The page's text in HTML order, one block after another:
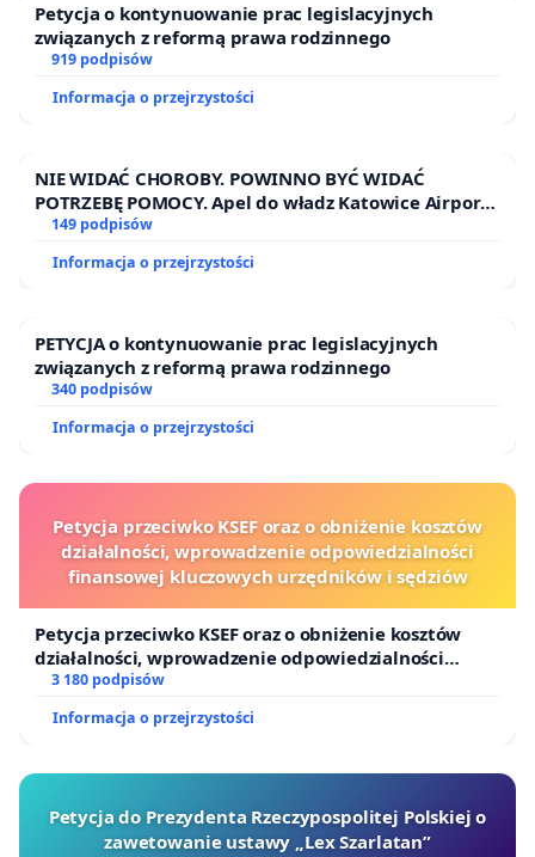
Petycja o kontynuowanie prac legislacyjnych
związanych z reformą prawa rodzinnego
919 podpisów
Informacja o przejrzystości
NIE WIDAĆ CHOROBY. POWINNO BYĆ WIDAĆ
POTRZEBĘ POMOCY. Apel do władz Katowice Airport
o przystąpienie do programu HIDDEN DISABILITIES
SUNFLOWER – SŁONECZNIK – UKRYTE
NIEPEŁNOSPRAWNOŚCI
149 podpisów
Informacja o przejrzystości
PETYCJA o kontynuowanie prac legislacyjnych
związanych z reformą prawa rodzinnego
340 podpisów
Informacja o przejrzystości
Petycja przeciwko KSEF oraz o obniżenie kosztów
działalności, wprowadzenie odpowiedzialności
finansowej kluczowych urzędników i sędziów
Petycja przeciwko KSEF oraz o obniżenie kosztów
działalności, wprowadzenie odpowiedzialności
finansowej kluczowych urzędników i sędziów
3 180 podpisów
Informacja o przejrzystości
Petycja do Prezydenta Rzeczypospolitej Polskiej o
zawetowanie ustawy „Lex Szarlatan”